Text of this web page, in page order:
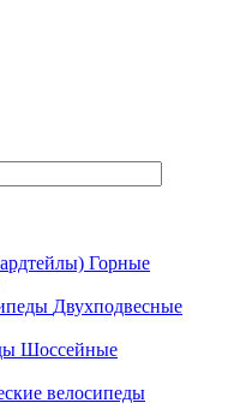
Горные
Двухподвесные
Шоссейные